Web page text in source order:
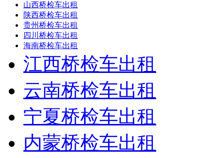
山西桥检车出租
陕西桥检车出租
贵州桥检车出租
四川桥检车出租
海南桥检车出租
江西桥检车出租
云南桥检车出租
宁夏桥检车出租
内蒙桥检车出租